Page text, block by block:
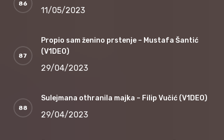
11/05/2023
Propio sam ženino prstenje – Mustafa Šantić
(V1DEO)
29/04/2023
Sulejmana othranila majka – Filip Vučić (V1DEO)
29/04/2023